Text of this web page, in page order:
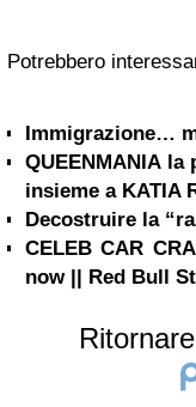
Potrebbero
Immigrazione…
QUEENMANIA
insieme a KATIA
Decostruire la
CELEB CAR
now || Red Bull